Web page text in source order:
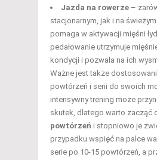
Jazda na rowerze –
stacjonarnym, jak i na
pomaga w aktywacji mięśni
pedałowanie utrzymuje
kondycji i pozwala na ich
Ważne jest także
powtórzeń i serii do swoich
intensywny trening może
skutek, dlatego warto zacząć
powtórzeń i stopniowo je
przypadku wspięć na palce
serie po 10-15 powtórzeń, a